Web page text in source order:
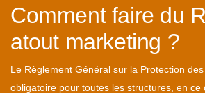
Comment faire du
atout marketing ?
Le Règlement Général sur la Protection
obligatoire pour toutes les structures, en ce